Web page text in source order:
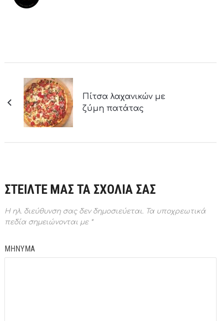
Πίτσα λαχανικών με
ζύμη πατάτας
ΣΤΕΙΛΤΕ ΜΑΣ ΤΑ ΣΧΟΛΙΑ ΣΑΣ
Η ηλ. διεύθυνση σας δεν δημοσιεύεται.Τα υποχρεωτικά
πεδία σημειώνονται με *
ΜΗΝΥΜΑ